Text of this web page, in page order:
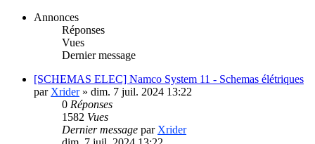
Annonces
Réponses
Vues
Dernier message
[SCHEMAS ELEC] Namco System 11 - Schemas élétriques
par Xrider» dim. 7 juil. 2024 13:22
0 Réponses
1582 Vues
Dernier message par Xrider